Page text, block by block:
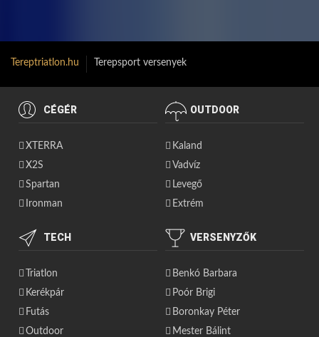
Tereptriatlon.hu Terepsport versenyek
CÉGÉR
XTERRA
X2S
Spartan
Ironman
OUTDOOR
Kaland
Vadvíz
Levegő
Extrém
TECH
Triatlon
Kerékpár
Futás
Outdoor
VERSENYZŐK
Benkó Barbara
Poór Brigi
Boronkay Péter
Mester Bálint